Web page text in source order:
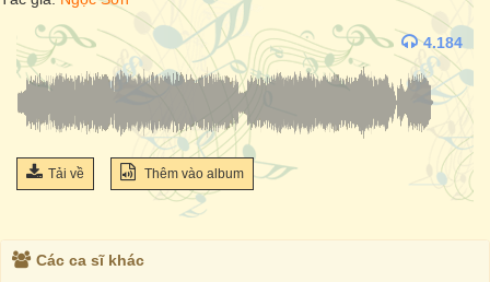
4.184
Tải về Thêm vào album
Các ca sĩ khác